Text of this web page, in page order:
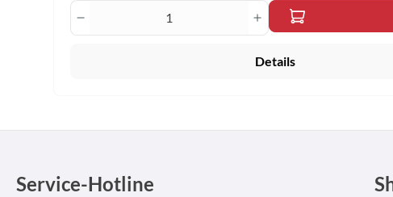
Produkt Anzahl: Gib den
Details
Service-Hotline